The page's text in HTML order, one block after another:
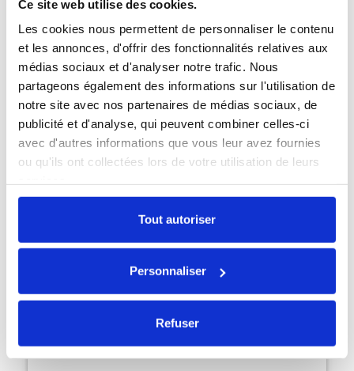
Ce site web utilise des cookies.
Les cookies nous permettent de personnaliser le contenu
et les annonces, d'offrir des fonctionnalités relatives aux
médias sociaux et d'analyser notre trafic. Nous
partageons également des informations sur l'utilisation de
notre site avec nos partenaires de médias sociaux, de
publicité et d'analyse, qui peuvent combiner celles-ci
avec d'autres informations que vous leur avez fournies
ou qu'ils ont collectées lors de votre utilisation de leurs
Tout autoriser
Personnaliser
Refuser
AirPods Pro 1 MageSafe